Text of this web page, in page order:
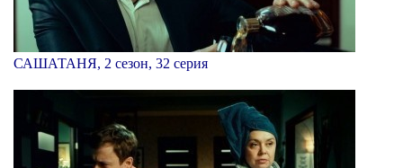
САШАТАНЯ, 2 сезон, 32 серия